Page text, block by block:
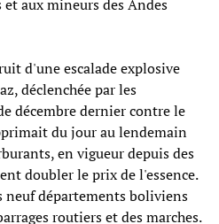
aux mineurs des Andes
d'une escalade explosive
déclenchée par les
décembre dernier contre le
du jour au lendemain
en vigueur depuis des
doubler le prix de l'essence.
neuf départements boliviens
routiers et des marches.